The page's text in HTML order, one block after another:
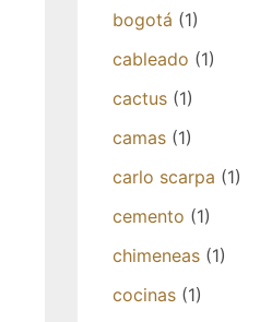
bogotá (1)
cableado (1)
cactus (1)
camas (1)
carlo scarpa (1)
cemento (1)
chimeneas (1)
cocinas (1)